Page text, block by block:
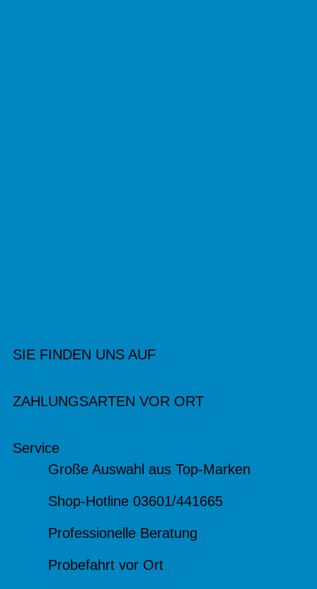
SIE FINDEN UNS AUF
ZAHLUNGSARTEN VOR ORT
Service
Große Auswahl aus Top-Marken
Shop-Hotline 03601/441665
Professionelle Beratung
Probefahrt vor Ort